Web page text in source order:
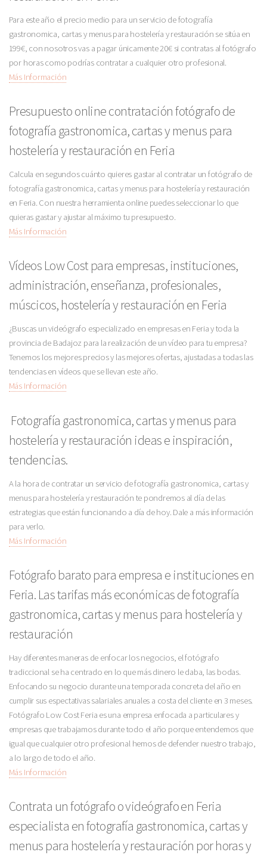
Para este año el precio medio para un servicio de fotografía
gastronomica, cartas y menus para hostelería y restauración se sitúa en
199€, con nosotros vas a pagar únicamente 20€ si contratas al fotógrafo
por horas como podrías contratar a cualquier otro profesional.
Más Información
Presupuesto online contratación fotógrafo de
fotografía gastronomica, cartas y menus para
hostelería y restauración en Feria
Calcula en segundos cuánto quieres gastar al contratar un fotógrafo de
fotografía gastronomica, cartas y menus para hostelería y restauración
en Feria. Con nuestra herramienta online puedes seleccionar lo que
quieras gastar y ajustar al máximo tu presupuesto.
Más Información
Vídeos Low Cost para empresas, instituciones,
administración, enseñanza, profesionales,
múscicos, hostelería y restauración en Feria
¿Buscas un videógrafo especializado en empresas en Feria y toda la
provincia de Badajoz para la realización de un vídeo para tu empresa?
Tenemos los mejores precios y las mejores ofertas, ajustadas a todas las
tendencias en vídeos que se llevan este año.
Más Información
Fotografía gastronomica, cartas y menus para
hostelería y restauración ideas e inspiración,
tendencias.
A la hora de contratar un servicio de fotografía gastronomica, cartas y
menus para hostelería y restauración te pondremos al día de las
estrategias que están funcionando a día de hoy. Dale a más información
para verlo.
Más Información
Fotógrafo barato para empresa e instituciones en
Feria. Las tarifas más económicas de fotografía
gastronomica, cartas y menus para hostelería y
restauración
Hay diferentes maneras de enfocar los negocios, el fotógrafo
tradiccional se ha centrado en lo que más dinero le daba, las bodas.
Enfocando su negocio durante una temporada concreta del año en
cumplir sus espectativas salariales anuales a costa del cliente en 3 meses.
Fotógrafo Low Cost Feria es una empresa enfocada a particulares y
empresas que trabajamos durante todo el año porque entendemos que
igual que cualquier otro profesional hemos de defender nuestro trabajo,
a lo largo de todo el año.
Más Información
Contrata un fotógrafo o videógrafo en Feria
especialista en fotografía gastronomica, cartas y
menus para hostelería y restauración por horas y